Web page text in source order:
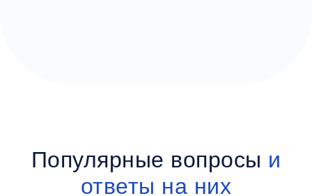
Популярные вопросы и
ответы на них